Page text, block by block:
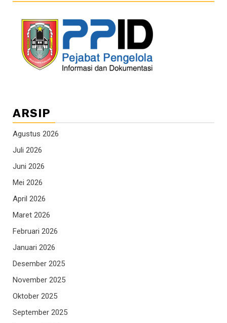
ARSIP
Agustus 2026
Juli 2026
Juni 2026
Mei 2026
April 2026
Maret 2026
Februari 2026
Januari 2026
Desember 2025
November 2025
Oktober 2025
September 2025